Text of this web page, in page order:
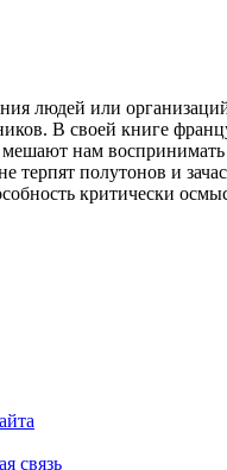
людей или
В своей книге
нам
полутонов и
критически
связь